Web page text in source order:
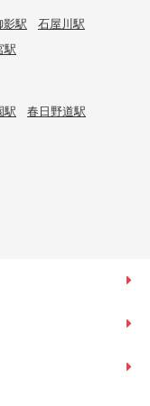
影駅
石屋川駅
駅
駅 春日野道駅